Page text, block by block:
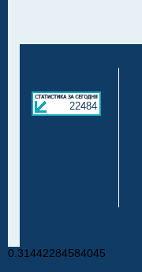
22484
0.31442284584045